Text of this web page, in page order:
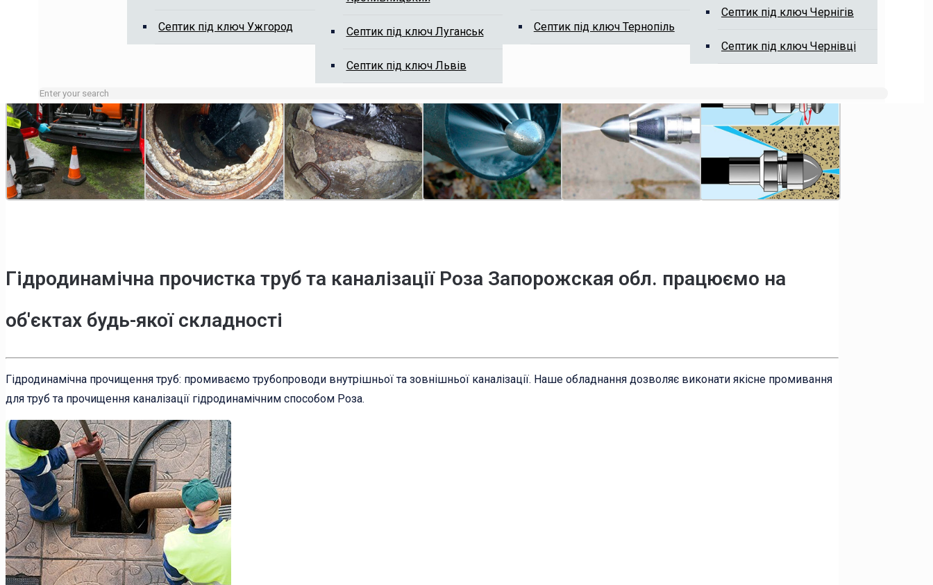
Септик під ключ Ужгород Септик під ключ Луганськ
Септик під ключ Львів
Септик під ключ Тернопіль
Септик під ключ Чернігів
Септик під ключ Чернівці
Зайняті лінії або неробочий час залишайте заявку на сайті, ми Вам передзвонимо.
Гідродинамічна прочистка труб та каналізації Роза Запорожская обл. працюємо на
об'єктах будь-якої складності
Гідродинамічна прочищення труб: промиваємо трубопроводи внутрішньої та зовнішньої каналізації. Наше обладнання дозволяє виконати якісне промивання
для труб та прочищення каналізації гідродинамічним способом Роза.